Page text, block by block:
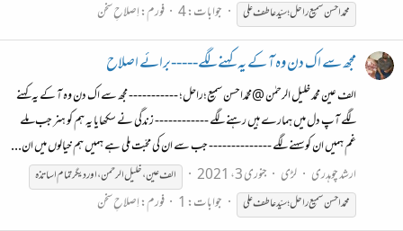
محمّداحسنسمیعراحل؛سیّدعاطفعلی جوابات: 4 فورم:اِصلاحِ سخن
مجھ سے اک دن وہ آ کے یہ کہنے لگے-----برائے اصلاح
الف عین محمد خلیل الرحمٰن @محمّداحسن سمیع؛راحل؛ ----------- مجھ سے اک دن وہ آ کے یہ کہنے
لگے آپ دل میں ہمارے ہیں رہنے لگے ------------ زندگی نے سکھایا یہ ہم کو ہنر جب ملے
غم ہمیں ان کو سہنے لگے -------------- جب سے ان کی محبّت ملی ہے ہمیں ہم خیالوں میں ان...
ارشد چوہدری
لڑی جنوری 3، 2021
الف عین ، خلیل الرحمن ، اور دیگر تمام اساتذہ
محمّداحسنسمیعراحل؛سیّدعاطفعلی جوابات: 1 فورم:اِصلاحِ سخن